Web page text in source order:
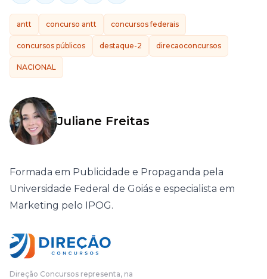
antt concurso antt concursos federais
concursos públicos destaque-2 direcaoconcursos
NACIONAL
Juliane Freitas
Formada em Publicidade e Propaganda pela
Universidade Federal de Goiás e especialista em
Marketing pelo IPOG.
Direção Concursos representa, na